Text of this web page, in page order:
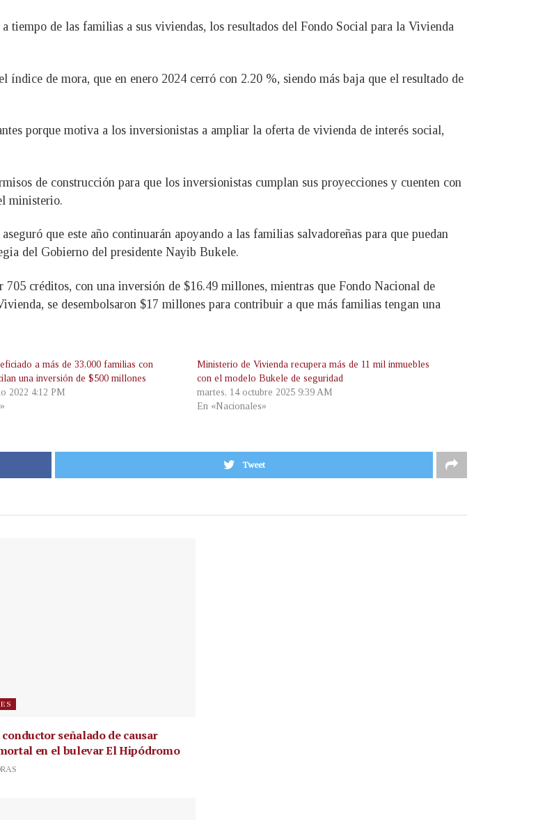
de las familias a sus viviendas, los resultados del Fondo Social para la Vivienda
índice de mora, que en enero 2024 cerró con 2.20 %, siendo más baja que el resultado de
porque motiva a los inversionistas a ampliar la oferta de vivienda de interés social,
de construcción para que los inversionistas cumplan sus proyecciones y cuenten con
ministerio.
que este año continuarán apoyando a las familias salvadoreñas para que puedan
del Gobierno del presidente Nayib Bukele.
créditos, con una inversión de $16.49 millones, mientras que Fondo Nacional de
se desembolsaron $17 millones para contribuir a que más familias tengan una
a más de 33,000 familias con
una inversión de $500 millones
2022 4:12 PM
Ministerio de Vivienda recupera más de 11 mil inmuebles
con el modelo Bukele de seguridad
martes, 14 octubre 2025 9:39 AM
En «Nacionales»
Tweet
conductor señalado de causar
en el bulevar El Hipódromo